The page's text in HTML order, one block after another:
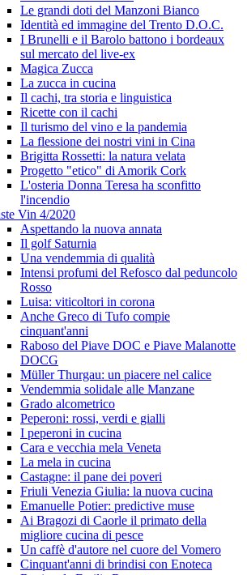
Le grandi doti del Manzoni Bianco
Identità ed immagine del Trento D.O.C.
I Brunelli e il Barolo battono i bordeaux
sul mercato del live-ex
Magica Zucca
La zucca in cucina
Il cachi, tra storia e linguistica
Ricette con il cachi
Il turismo del vino e la pandemia
La flessione dei nostri vini in Cina
Brigitta Rossetti: la natura velata
Progetto "etico" di Amorik Cork
L'osteria Donna Teresa ha sconfitto
l'incendio
Vin 4/2020
Aspettando la nuova annata
Il golf Saturnia
Una vendemmia di qualità
Intensi profumi del Refosco dal peduncolo
Rosso
Luisa: viticoltori in corona
Anche Greco di Tufo compie
cinquant'anni
Raboso del Piave DOC e Piave Malanotte
DOCG
Müller Thurgau: un piacere nel calice
Vendemmia solidale alle Manzane
Grado alcometrico
Peperoni: rossi, verdi e gialli
I peperoni in cucina
Cara e vecchia mela Veneta
La mela in cucina
Castagne: il pane dei poveri
Friuli Venezia Giulia: la nuova cucina
Emanuelle Potier: predictive muse
Ai Bragozi di Caorle il primato della
migliore cucina di pesce
Un caffè d'autore nel cuore del Vomero
Cinquant'anni di brindisi con Enoteca